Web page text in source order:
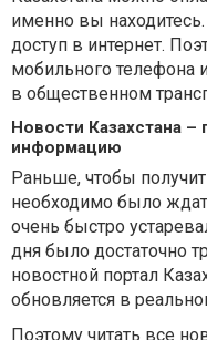
именно вы
доступ в интернет.
мобильного телефона
в общественном
Новости Казахстана –
информацию
Раньше, чтобы
необходимо было
очень быстро
дня было достаточно
новостной портал
обновляется в
Поэтому читать все